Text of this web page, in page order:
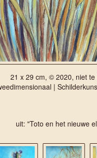
21 x 29 cm, © 2020, niet te
|
uit: "Toto en het nieuwe